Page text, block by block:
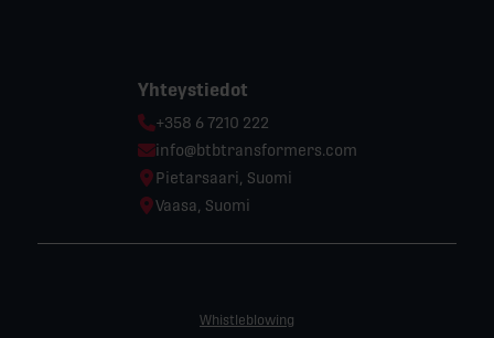
Yhteystiedot
Phone:
+358 6 7210 222
Email:
info@btbtransformers.com
Location:
Pietarsaari, Suomi
Location:
Vaasa, Suomi
Whistleblowing